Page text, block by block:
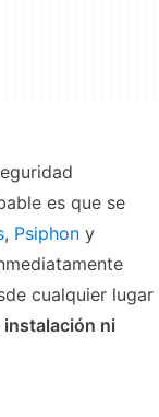
es que se
, Psiphon y
cualquier lugar
instalación ni